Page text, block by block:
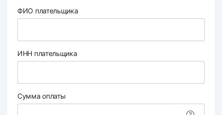
ФИО плательщика
ИНН плательщика
Сумма оплаты